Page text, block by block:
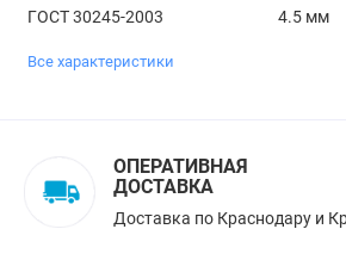
ГОСТ 30245-2003 4.5 мм
Все характеристики
ОПЕРАТИВНАЯ
ДОСТАВКА
Доставка по Краснодару и